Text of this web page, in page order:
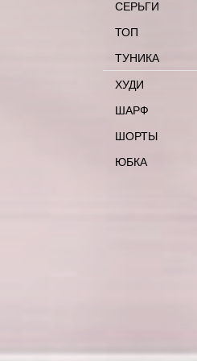
СЕРЬГИ
ТОП
ТУНИКА
ХУДИ
ШАРФ
ШОРТЫ
ЮБКА